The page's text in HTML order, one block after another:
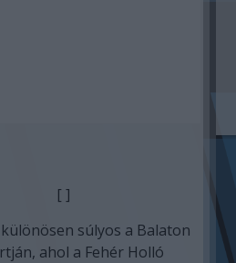
[ ]
súlyos a Balaton
ahol a Fehér Holló